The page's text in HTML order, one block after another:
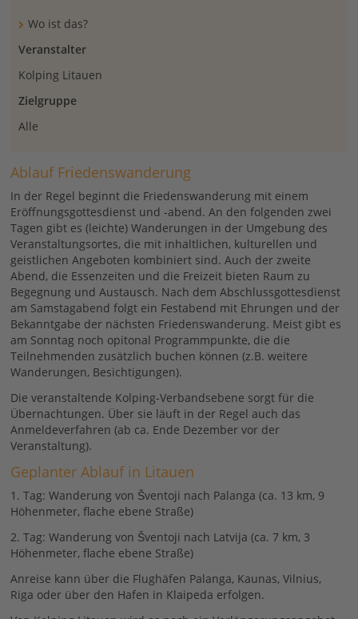
Wo ist das?
Veranstalter
Kolping Litauen
Zielgruppe
Alle
Ablauf Friedenswanderung
In der Regel beginnt die Friedenswanderung mit einem
Eröffnungsgottesdienst und -abend. An den folgenden zwei
Tagen gibt es (leichte) Wanderungen in der Umgebung des
Veranstaltungsortes, die mit inhaltlichen, kulturellen und
geistlichen Angeboten kombiniert sind. Auch der zweite
Abend, die Essenzeiten und die Freizeit bieten Raum zu
Begegnung und Austausch. Nach dem Abschlussgottesdienst
am Samstagabend folgt ein Festabend mit Ehrungen und der
Bekanntgabe der nächsten Friedenswanderung. Meist gibt es
am Sonntag noch opitonal Programmpunkte, die die
Teilnehmenden zusätzlich buchen können (z.B. weitere
Wanderungen, Besichtigungen).
Die veranstaltende Kolping-Verbandsebene sorgt für die
Übernachtungen. Über sie läuft in der Regel auch das
Anmeldeverfahren (ab ca. Ende Dezember vor der
Veranstaltung).
Geplanter Ablauf in Litauen
1. Tag: Wanderung von Šventoji nach Palanga (ca. 13 km, 9
Höhenmeter, flache ebene Straße)
2. Tag: Wanderung von Šventoji nach Latvija (ca. 7 km, 3
Höhenmeter, flache ebene Straße)
Anreise kann über die Flughäfen Palanga, Kaunas, Vilnius,
Riga oder über den Hafen in Klaipeda erfolgen.